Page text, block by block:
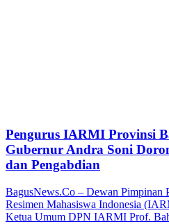
Pengurus IARMI Provinsi
Gubernur Andra Soni
dan Pengabdian
BagusNews.Co – Dewan Pimpinan
Resimen Mahasiswa Indonesia
Ketua Umum DPN IARMI Prof.